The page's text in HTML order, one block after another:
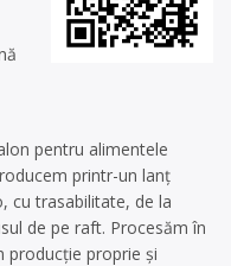
pentru alimentele
printr-un lanţ
cu trasabilitate, de la
de pe raft. Procesăm în
producţie proprie şi